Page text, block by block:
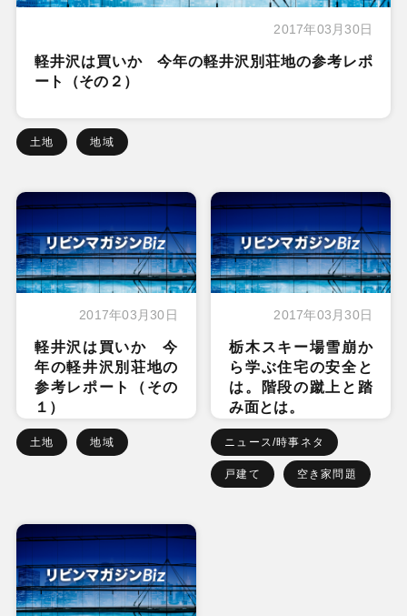
2017年03月30日
軽井沢は買いか 今年の軽井沢別荘地の参考レポ
ート（その２）
土地 地域
2017年03月30日
軽井沢は買いか 今
年の軽井沢別荘地の
参考レポート（その
１）
土地 地域
2017年03月30日
栃木スキー場雪崩か
ら学ぶ住宅の安全と
は。階段の蹴上と踏
み面とは。
ニュース/時事ネタ
戸建て 空き家問題